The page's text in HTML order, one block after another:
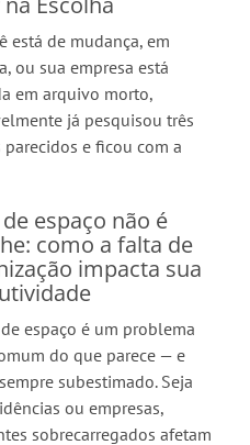
está de mudança, em
ou sua empresa está
em arquivo morto,
já pesquisou três
parecidos e ficou com a
de espaço não é
como a falta de
impacta sua
espaço é um problema
do que parece — e
subestimado. Seja
ou empresas,
sobrecarregados afetam